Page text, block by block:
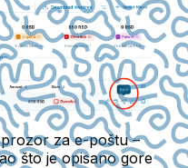
za e-poštu –
što je opisano gore